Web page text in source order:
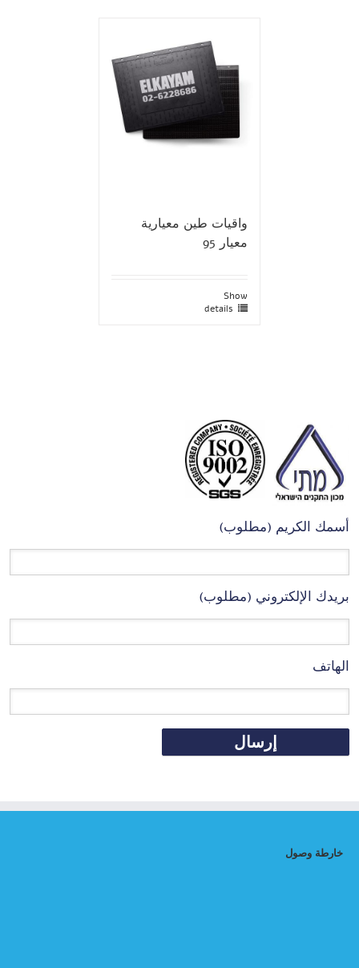
واقيات طين معيارية
معيار 95
Show
details
أسمك الكريم (مطلوب)
بريدك الإلكتروني (مطلوب)
الهاتف
خارطة وصول